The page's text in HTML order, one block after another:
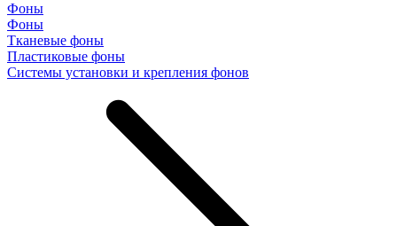
Фоны
Фоны
Тканевые фоны
Пластиковые фоны
Системы установки и крепления фонов